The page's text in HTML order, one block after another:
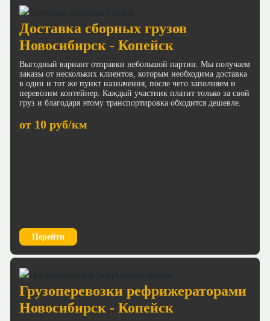
Доставка сборных грузов
Новосибирск - Копейск
Выгодный вариант отправки небольшой партии. Мы получаем
заказы от нескольких клиентов, которым необходима доставка
в один и тот же пункт назначения, после чего заполняем и
перевозим контейнер. Каждый участник платит только за свой
груз и благодаря этому транспортировка обходится дешевле.
от 10 руб/км
Перейти
Грузоперевозки рефрижераторами
Новосибирск - Копейск